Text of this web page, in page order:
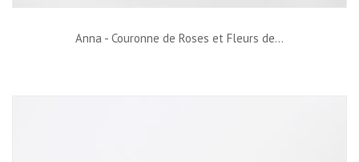
Anna - Couronne de Roses et Fleurs de...